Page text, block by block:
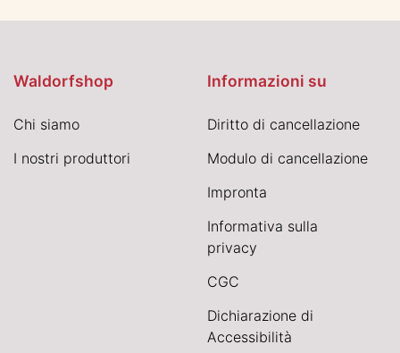
Waldorfshop
Chi siamo
I nostri produttori
Informazioni su
Diritto di cancellazione
Modulo di cancellazione
Impronta
Informativa sulla
privacy
CGC
Dichiarazione di
Accessibilità